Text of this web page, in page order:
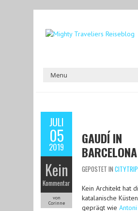
JULI
05
2019
Kein
Kommentar
von
Corinne
GAUDÍ IN
BARCELONA
GEPOSTET IN
Kein Architekt hat
katalanische
geprägt wie